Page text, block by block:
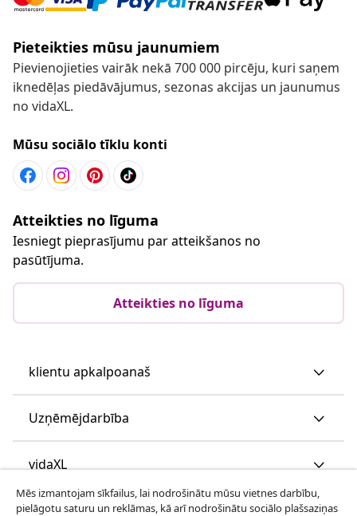
Pieteikties mūsu jaunumiem
Pievienojieties vairāk nekā 700 000 pircēju, kuri saņem
iknedēļas piedāvājumus, sezonas akcijas un jaunumus
no vidaXL.
Mūsu sociālo tīklu konti
Atteikties no līguma
Iesniegt pieprasījumu par atteikšanos no
pasūtījuma.
Atteikties no līguma
klientu apkalpoanaš
Uzņēmējdarbība
vidaXL
Apskatiet vairāk
Mēs izmantojam sīkfailus, lai nodrošinātu mūsu vietnes darbību,
pielāgotu saturu un reklāmas, kā arī nodrošinātu sociālo plašsaziņas